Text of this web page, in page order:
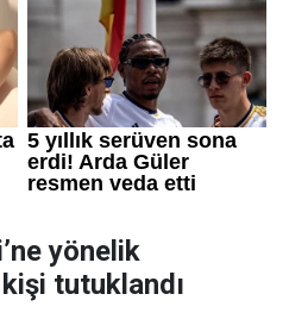
yönelik
tutuklandı